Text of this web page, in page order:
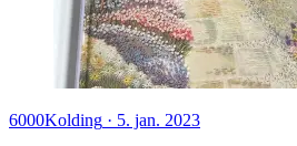
6000Kolding · 5. jan. 2023